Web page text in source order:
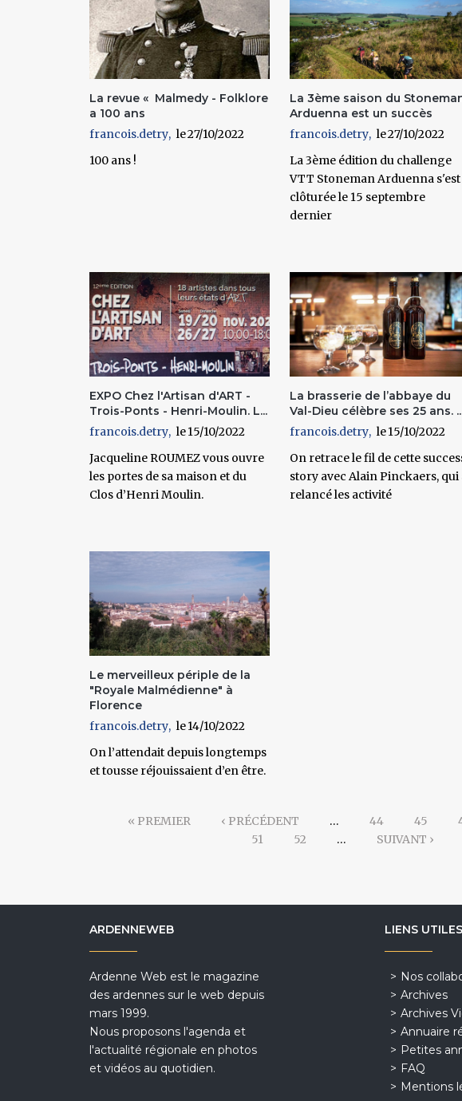
La revue « Malmedy - Folklore
a 100 ans
francois.detry
27/10/2022
100 ans !
La 3ème saison du
Arduenna est un succès
francois.detry
27/10/2022
La 3ème édition du challenge
VTT Stoneman Arduenna s'est
clôturée le 15 septembre
dernier
EXPO Chez l'Artisan d'ART -
Trois-Ponts - Henri-Moulin. L...
francois.detry
15/10/2022
Jacqueline ROUMEZ vous ouvre
les portes de sa maison et du
Clos d’Henri Moulin.
La brasserie de l’abbaye du
Val-Dieu célèbre ses 25 ans.
francois.detry
15/10/2022
On retrace le fil de cette
story avec Alain Pinckaers, qui
relancé les activité
Le merveilleux périple de la
"Royale Malmédienne" à
Florence
francois.detry
14/10/2022
On l’attendait depuis longtemps
et tousse réjouissaient d’en être.
« PREMIER ‹ PRÉCÉDENT … 44 45
51
52 … SUIVANT ›
ARDENNEWEB
Ardenne Web est le magazine
des ardennes sur le web depuis
mars 1999.
Nous proposons l'agenda et
l'actualité régionale en photos
et vidéos au quotidien.
LIENS UTILES
Nos
Archives
Archives
Annuaire
Petites
FAQ
Mentions